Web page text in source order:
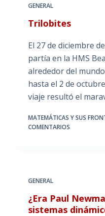
GENERAL
Trilobites
El 27 de diciembre
partía en la HMS
alrededor del
hasta el 2 de
viaje resultó el
MATEMÁTICAS Y SUS
COMENTARIOS
GENERAL
¿Era Paul
sistemas